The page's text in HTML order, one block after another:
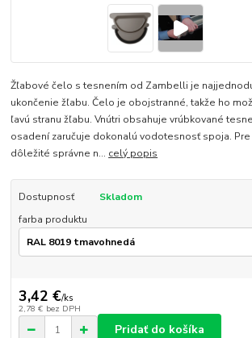
Žľabové čelo s tesnením od Zambelli je
ukončenie žľabu. Čelo je obojstranné, takže ho
ľavú stranu žľabu. Vnútri obsahuje vrúbkované
osadení zaručuje dokonalú vodotesnosť spoja.
dôležité správne n... celý popis
Dostupnosť
Skladom
farba produktu
3,42 €/ks
2,78 € bez DPH
Pridať do košíka